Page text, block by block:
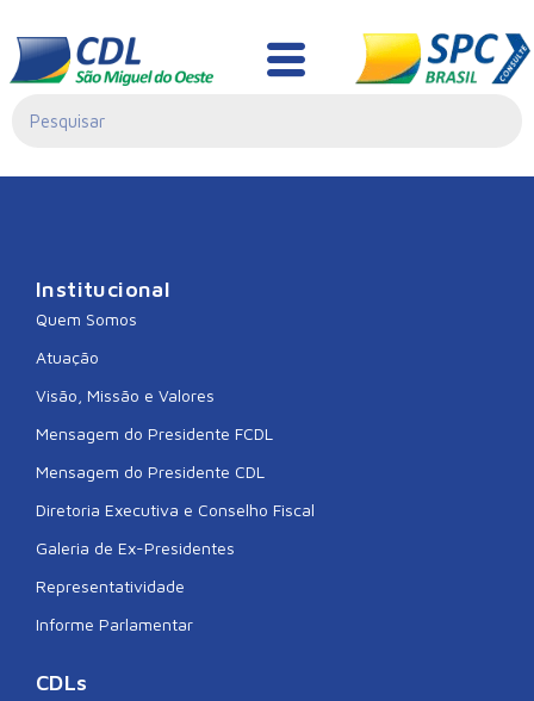
CDL TIMBO
GRANDE
Institucional
Quem Somos
Atuação
Visão, Missão e Valores
Mensagem do Presidente FCDL
Mensagem do Presidente CDL
Diretoria Executiva e Conselho Fiscal
Galeria de Ex-Presidentes
Representatividade
Informe Parlamentar
CDLs